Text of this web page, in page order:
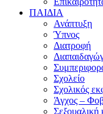
ΠΑΙΔΙΑ
Ανάπτυξη
Ύπνος
Διατροφή
Σχολείο
Σχολικός
Άγχος –
Σεξουαλική